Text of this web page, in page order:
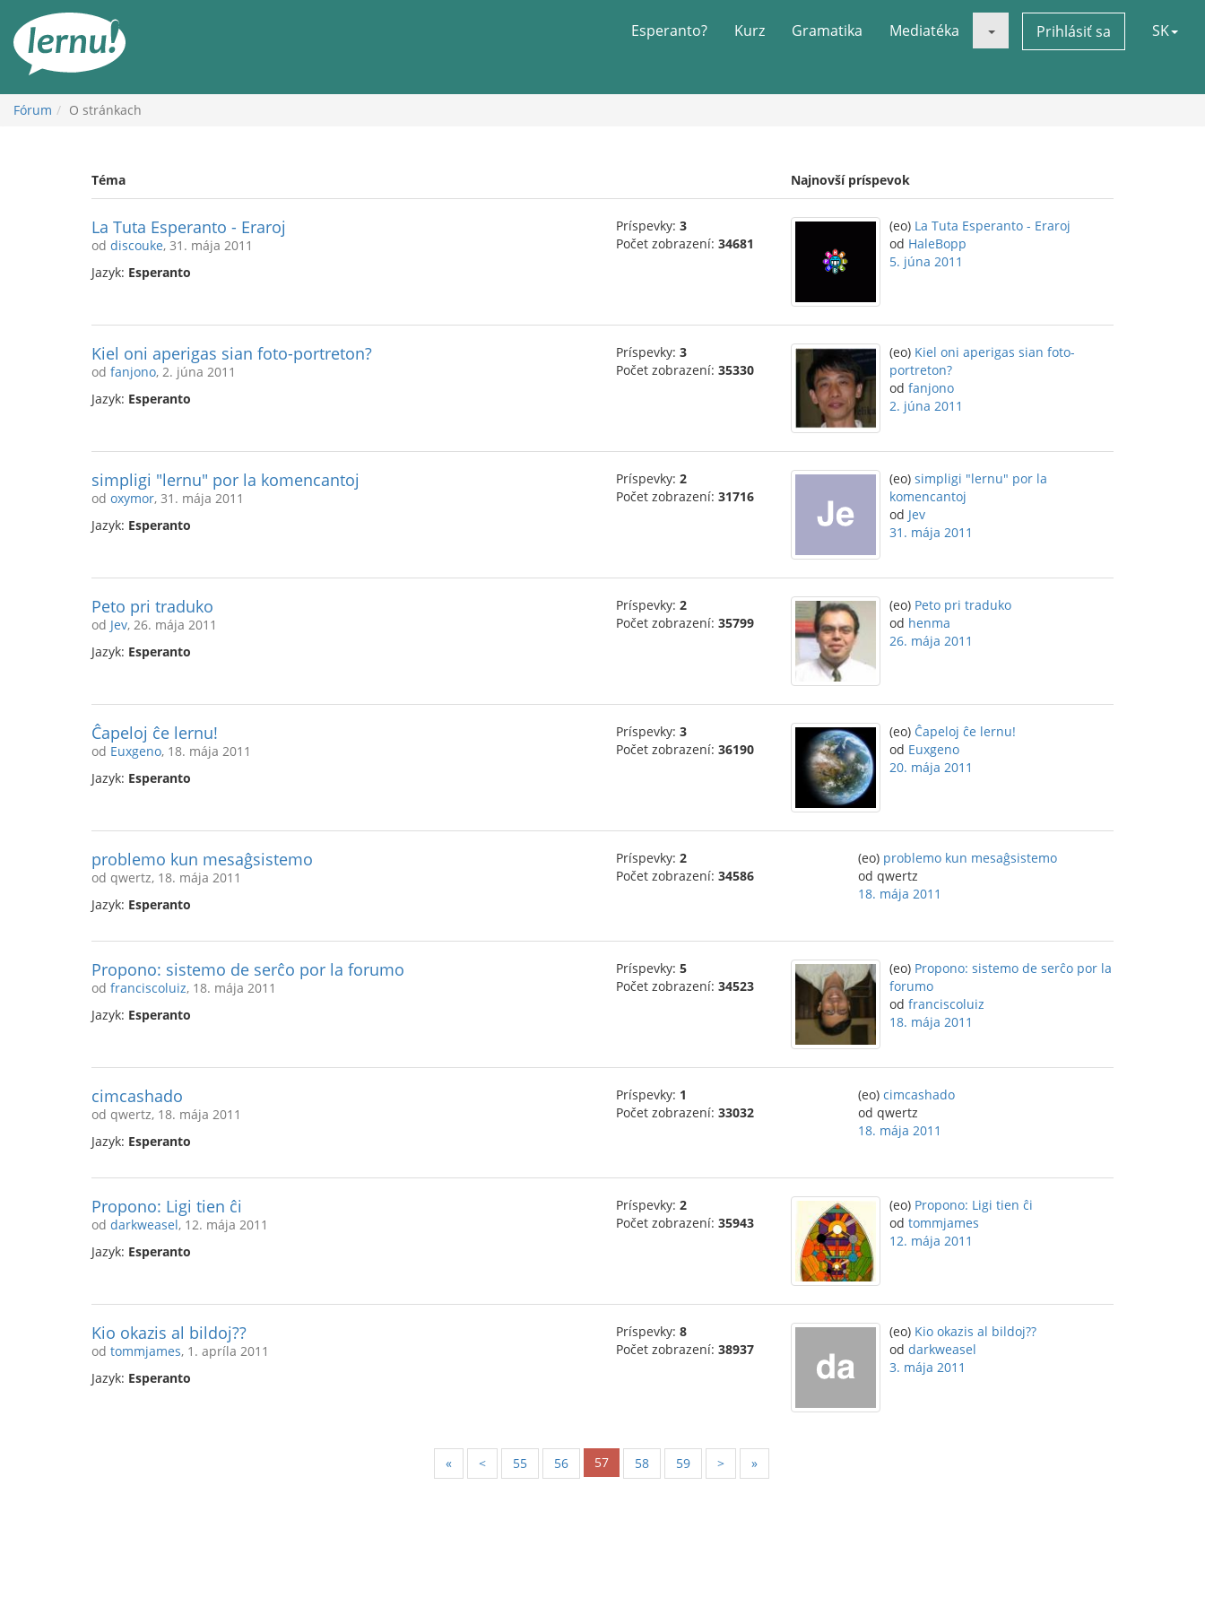
obsah
Esperanto? Kurz Gramatika Mediatéka Prihlásiť sa SK
Fórum O stránkach
Téma Najnovší príspevok
La Tuta Esperanto - Eraroj
od discouke, 31. mája 2011
Jazyk: Esperanto
Príspevky: 3
Počet zobrazení: 34681
(eo) La Tuta Esperanto - Eraroj
od HaleBopp
5. júna 2011
Kiel oni aperigas sian foto-portreton?
od fanjono, 2. júna 2011
Jazyk: Esperanto
Príspevky: 3
Počet zobrazení: 35330
(eo) Kiel oni aperigas sian foto-
portreton?
od fanjono
2. júna 2011
simpligi "lernu" por la komencantoj
od oxymor, 31. mája 2011
Jazyk: Esperanto
Príspevky: 2
Počet zobrazení: 31716
(eo) simpligi "lernu" por la
komencantoj
od Jev
31. mája 2011
Peto pri traduko
od Jev, 26. mája 2011
Jazyk: Esperanto
Príspevky: 2
Počet zobrazení: 35799
(eo) Peto pri traduko
od henma
26. mája 2011
Ĉapeloj ĉe lernu!
od Euxgeno, 18. mája 2011
Jazyk: Esperanto
Príspevky: 3
Počet zobrazení: 36190
(eo) Ĉapeloj ĉe lernu!
od Euxgeno
20. mája 2011
problemo kun mesaĝsistemo
od qwertz, 18. mája 2011
Jazyk: Esperanto
Príspevky: 2
Počet zobrazení: 34586
(eo) problemo kun mesaĝsistemo
od qwertz
18. mája 2011
Propono: sistemo de serĉo por la forumo
od franciscoluiz, 18. mája 2011
Jazyk: Esperanto
Príspevky: 5
Počet zobrazení: 34523
(eo) Propono: sistemo de serĉo por la
forumo
od franciscoluiz
18. mája 2011
cimcashado
od qwertz, 18. mája 2011
Jazyk: Esperanto
Príspevky: 1
Počet zobrazení: 33032
(eo) cimcashado
od qwertz
18. mája 2011
Propono: Ligi tien ĉi
od darkweasel, 12. mája 2011
Jazyk: Esperanto
Príspevky: 2
Počet zobrazení: 35943
(eo) Propono: Ligi tien ĉi
od tommjames
12. mája 2011
Kio okazis al bildoj??
od tommjames, 1. apríla 2011
Jazyk: Esperanto
Príspevky: 8
Počet zobrazení: 38937
(eo) Kio okazis al bildoj??
od darkweasel
3. mája 2011
« < 55 56 57 58 59 > »